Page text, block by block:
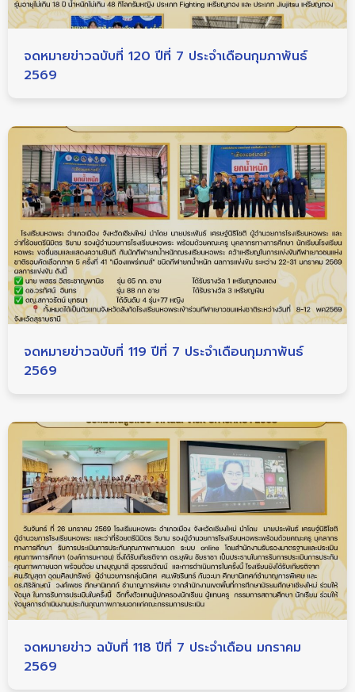
จดหมายข่าวฉบับที่ 120 ปีที่ 7 ประจำเดือนกุมภาพันธ์
2569
จดหมายข่าวฉบับที่ 119 ปีที่ 7 ประจำเดือนกุมภาพันธ์
2569
จดหมายข่าว ฉบับที่ 118 ปีที่ 7 ประจำเดือน มกราคม
2569